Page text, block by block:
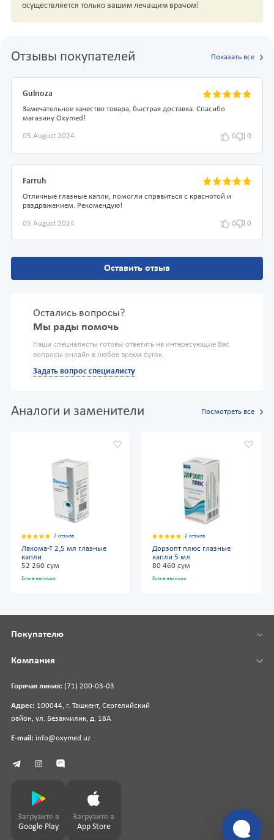
осуществляется только вашим лечащим врачом!
Отзывы покупателей Показать все
Gulnoza
Замечательное качество товара, быстрая доставка. Спасибо
магазину Oxymed!
05 August 2024 0 0
Farruh
Отличные глазные капли, помогли справиться с краснотой и
раздражением. Рекомендую!
05 August 2024 0 0
Оставить отзыв
Остались вопросы?
Мы рады помочь
Наши специалисты готовы ответить на интересующие Вас
вопросы онлайн в любое время суток.
Задать вопрос специалисту
Аналоги и заменители Посмотреть все
2 отзыва
Лакома-Т 2,5 мл глазные
капли
52 260 сум
Есть в наличии
2 отзыва
Дорзопт плюс глазные
капли 5 мл
80 460 сум
Есть в наличии
Горячая линия: (71) 200-03-03
Адрес: 100044, г. Ташкент, Сергелийский
район, ул. Безакчилик, д. 18А
E-mail: info@oxymed.uz
Покупателю
Компания
Загрузите в
Google Play
Загрузите в
App Store